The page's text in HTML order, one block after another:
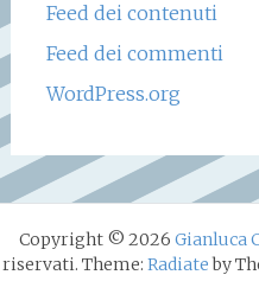
Feed dei contenuti
Feed dei commenti
WordPress.org
Copyright © 2026 Gianluca
riservati. Theme: Radiateby